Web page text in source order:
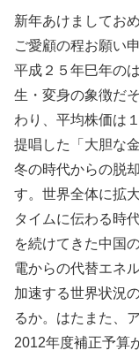
新年あけましてお
ご愛顧の程お願い
平成２５年巳年の
生・変身の象徴だ
わり、平均株価は
提唱した「大胆な
冬の時代からの脱
す。世界全体に拡
タイムに伝わる時
を続けてきた中国
電からの代替エネ
加速する世界状況
るか。はたまた、
2012年度補正予算